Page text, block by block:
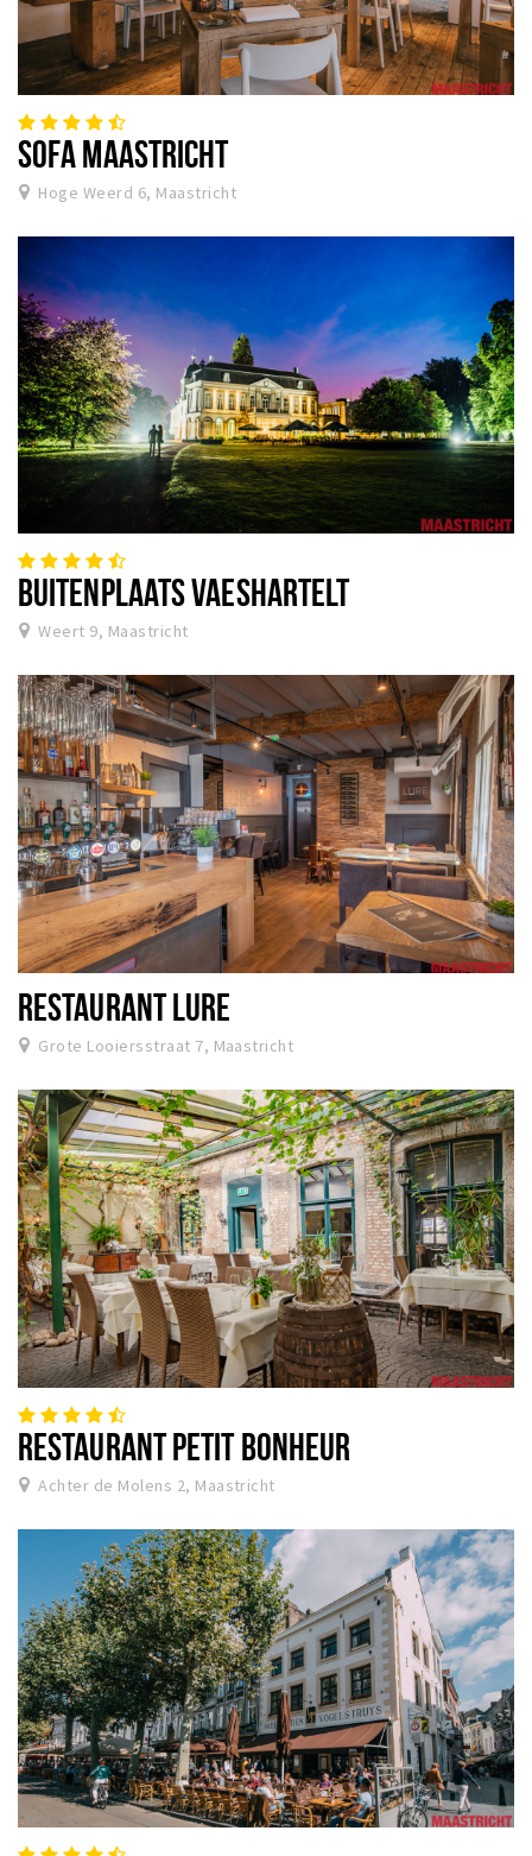
SOFA MAASTRICHT
Hoge Weerd 6, Maastricht
BUITENPLAATS VAESHARTELT
Weert 9, Maastricht
RESTAURANT LURE
Grote Looiersstraat 7, Maastricht
RESTAURANT PETIT BONHEUR
Achter de Molens 2, Maastricht